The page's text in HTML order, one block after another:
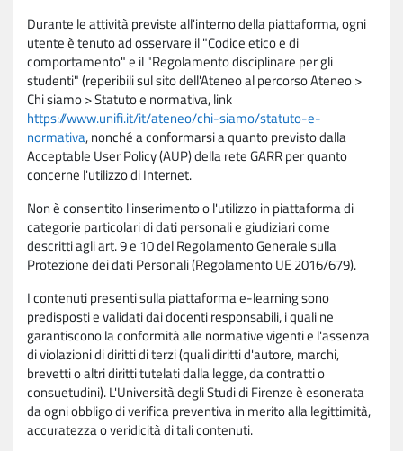
Durante le attività previste all'interno della piattaforma, ogni
utente è tenuto ad osservare il "Codice etico e di
comportamento" e il "Regolamento disciplinare per gli
studenti" (reperibili sul sito dell'Ateneo al percorso Ateneo >
Chi siamo > Statuto e normativa, link
https://www.unifi.it/it/ateneo/chi-siamo/statuto-e-
normativa, nonché a conformarsi a quanto previsto dalla
Acceptable User Policy (AUP) della rete GARR per quanto
concerne l'utilizzo di Internet.
Non è consentito l'inserimento o l'utilizzo in piattaforma di
categorie particolari di dati personali e giudiziari come
descritti agli art. 9 e 10 del Regolamento Generale sulla
Protezione dei dati Personali (Regolamento UE 2016/679).
I contenuti presenti sulla piattaforma e-learning sono
predisposti e validati dai docenti responsabili, i quali ne
garantiscono la conformità alle normative vigenti e l'assenza
di violazioni di diritti di terzi (quali diritti d'autore, marchi,
brevetti o altri diritti tutelati dalla legge, da contratti o
consuetudini). L'Università degli Studi di Firenze è esonerata
da ogni obbligo di verifica preventiva in merito alla legittimità,
accuratezza o veridicità di tali contenuti.